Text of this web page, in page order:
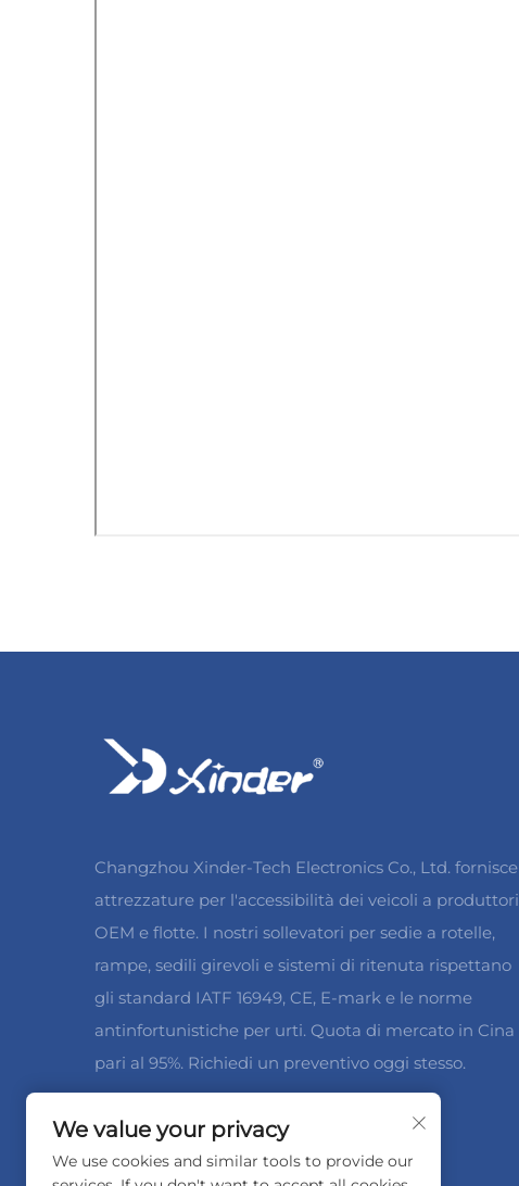
Changzhou Xinder-Tech Electronics Co., Ltd. fornisce
attrezzature per l'accessibilità dei veicoli a produttori
OEM e flotte. I nostri sollevatori per sedie a rotelle,
rampe, sedili girevoli e sistemi di ritenuta rispettano
gli standard IATF 16949, CE, E-mark e le norme
antinfortunistiche per urti. Quota di mercato in Cina
pari al 95%. Richiedi un preventivo oggi stesso.
We value your privacy
We use cookies and similar tools to provide our